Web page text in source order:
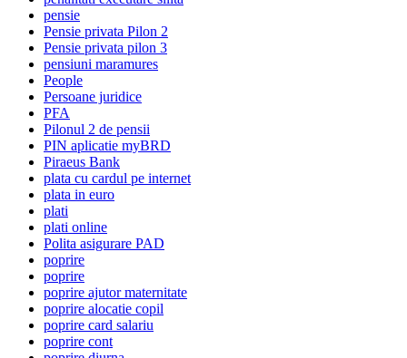
pensie
Pensie privata Pilon 2
Pensie privata pilon 3
pensiuni maramures
People
Persoane juridice
PFA
Pilonul 2 de pensii
PIN aplicatie myBRD
Piraeus Bank
plata cu cardul pe internet
plata in euro
plati
plati online
Polita asigurare PAD
poprire
poprire
poprire ajutor maternitate
poprire alocatie copil
poprire card salariu
poprire cont